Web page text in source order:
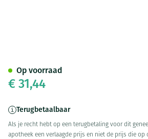
€ 31,44
Terugbetaalbaar
Als je recht hebt op een terugbetaling voor dit
apotheek een verlaagde prijs en niet de prijs die op
Op voorraad